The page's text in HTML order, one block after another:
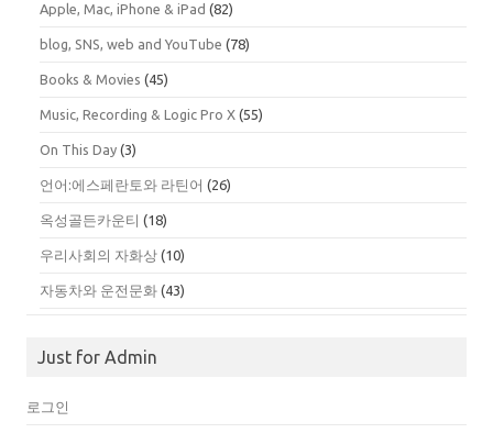
Apple, Mac, iPhone & iPad (82)
blog, SNS, web and YouTube (78)
Books & Movies (45)
Music, Recording & Logic Pro X (55)
On This Day (3)
언어:에스페란토와 라틴어 (26)
옥성골든카운티 (18)
우리사회의 자화상 (10)
자동차와 운전문화 (43)
Just for Admin
로그인